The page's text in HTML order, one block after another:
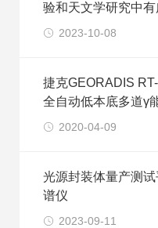
验和天文学研究中有
2023-10-08
捷克GEORADIS
全自动低本底多道γ
2020-04-09
光源封装体量产测
谱仪
2023-09-11